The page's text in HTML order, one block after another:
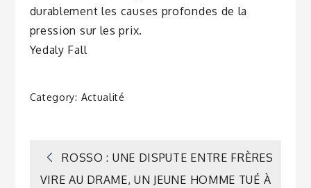
durablement les causes profondes de la
pression sur les prix.
Yedaly Fall
Category: Actualité
Navigation
ROSSO : UNE DISPUTE ENTRE FRÈRES
VIRE AU DRAME, UN JEUNE HOMME TUÉ À